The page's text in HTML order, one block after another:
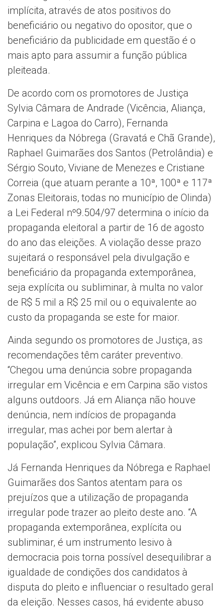
implícita, através de atos positivos do
beneficiário ou negativo do opositor, que o
beneficiário da publicidade em questão é o
mais apto para assumir a função pública
pleiteada.
De acordo com os promotores de Justiça
Sylvia Câmara de Andrade (Vicência, Aliança,
Carpina e Lagoa do Carro), Fernanda
Henriques da Nóbrega (Gravatá e Chã Grande),
Raphael Guimarães dos Santos (Petrolândia) e
Sérgio Souto, Viviane de Menezes e Cristiane
Correia (que atuam perante a 10ª, 100ª e 117ª
Zonas Eleitorais, todas no município de Olinda)
a Lei Federal nº9.504/97 determina o início da
propaganda eleitoral a partir de 16 de agosto
do ano das eleições. A violação desse prazo
sujeitará o responsável pela divulgação e
beneficiário da propaganda extemporânea,
seja explícita ou subliminar, à multa no valor
de R$ 5 mil a R$ 25 mil ou o equivalente ao
custo da propaganda se este for maior.
Ainda segundo os promotores de Justiça, as
recomendações têm caráter preventivo.
“Chegou uma denúncia sobre propaganda
irregular em Vicência e em Carpina são vistos
alguns outdoors. Já em Aliança não houve
denúncia, nem indícios de propaganda
irregular, mas achei por bem alertar à
população”, explicou Sylvia Câmara.
Já Fernanda Henriques da Nóbrega e Raphael
Guimarães dos Santos atentam para os
prejuízos que a utilização de propaganda
irregular pode trazer ao pleito deste ano. “A
propaganda extemporânea, explícita ou
subliminar, é um instrumento lesivo à
democracia pois torna possível desequilibrar a
igualdade de condições dos candidatos à
disputa do pleito e influenciar o resultado geral
da eleição. Nesses casos, há evidente abuso